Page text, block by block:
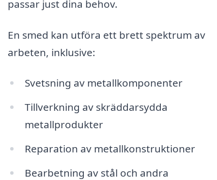
passar just dina behov.
En smed kan utföra ett brett spektrum av
arbeten, inklusive:
Svetsning av metallkomponenter
Tillverkning av skräddarsydda
metallprodukter
Reparation av metallkonstruktioner
Bearbetning av stål och andra